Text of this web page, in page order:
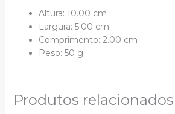
Altura: 10.00 cm
Largura: 5.00 cm
Comprimento: 2.00 cm
Peso: 50 g
Produtos relacionados